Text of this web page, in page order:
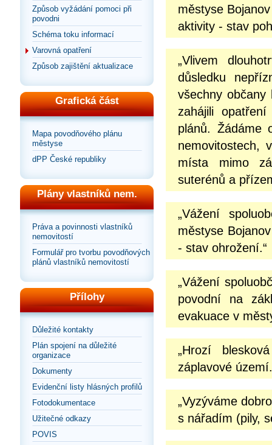
Způsob vyžádání pomoci při
povodni
Schéma toku informací
Varovná opatření
Způsob zajištění aktualizace
Grafická část
Mapa povodňového plánu
městyse
dPP České republiky
Plány vlastníků nem.
Práva a povinnosti vlastníků
nemovitostí
Formulář pro tvorbu povodňových
plánů vlastníků nemovitostí
Přílohy
Důležité kontakty
Plán spojení na důležité
organizace
Dokumenty
Evidenční listy hlásných profilů
Fotodokumentace
Užitečné odkazy
POVIS
městyse
aktivity - stav
„Vlivem
důsledku
všechny
zahájili
plánů. Žádáme
nemovitostech,
místa mimo
suterénů a
„Vážení
městyse
- stav ohrožení.“
„Vážení
povodní na
evakuace v
„Hrozí
záplavové
„Vyzýváme
s nářadím (pily,